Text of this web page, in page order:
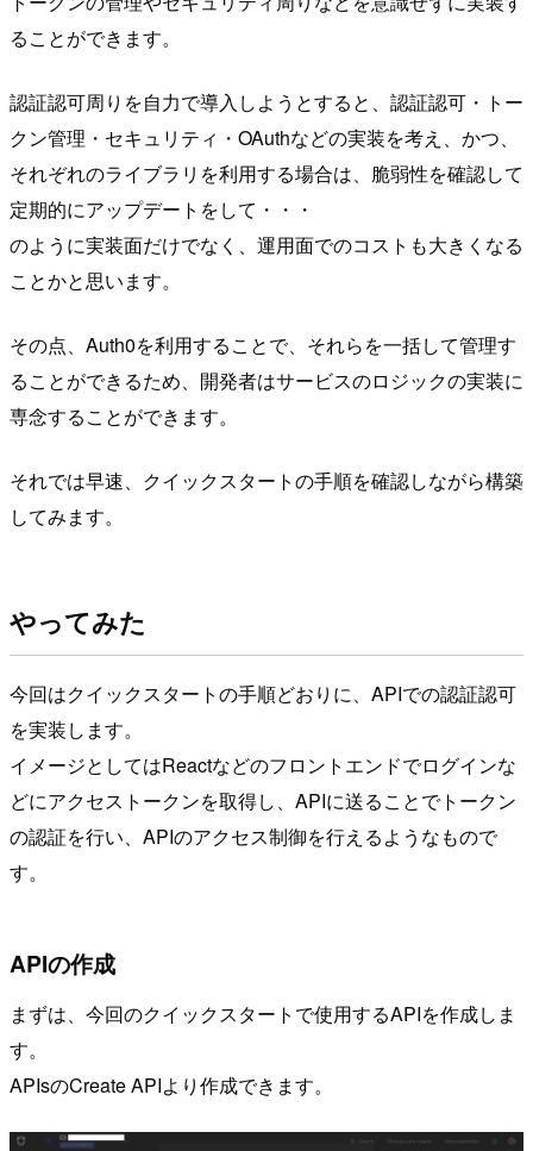
ることができます。
認証認可周りを自力で導入しようとすると、認証認可・トー
クン管理・セキュリティ・OAuthなどの実装を考え、かつ、
それぞれのライブラリを利用する場合は、脆弱性を確認して
定期的にアップデートをして・・・
のように実装面だけでなく、運用面でのコストも大きくなる
ことかと思います。
その点、Auth0を利用することで、それらを一括して管理す
ることができるため、開発者はサービスのロジックの実装に
専念することができます。
それでは早速、クイックスタートの手順を確認しながら構築
してみます。
やってみた
今回はクイックスタートの手順どおりに、APIでの認証認可
を実装します。
イメージとしてはReactなどのフロントエンドでログインな
どにアクセストークンを取得し、APIに送ることでトークン
の認証を行い、APIのアクセス制御を行えるようなもので
す。
APIの作成
まずは、今回のクイックスタートで使用するAPIを作成しま
す。
APIsのCreate APIより作成できます。